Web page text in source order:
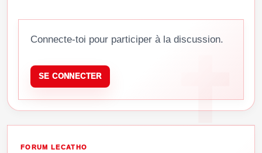
Connecte-toi pour participer à la discussion.
SE CONNECTER
FORUM LECATHO